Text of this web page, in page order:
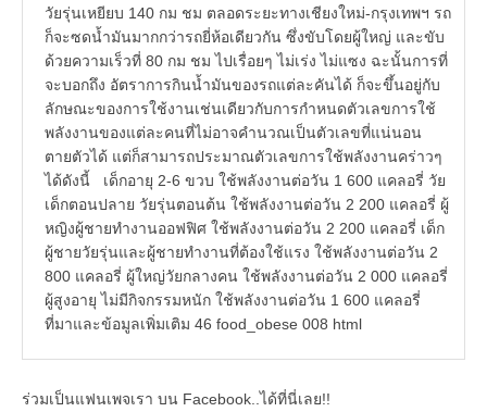
วัยรุ่นเหยียบ 140 กม ชม ตลอดระยะทางเชียงใหม่-กรุงเทพฯ รถ
ก็จะซดน้ำมันมากกว่ารถยี่ห้อเดียวกัน ซึ่งขับโดยผู้ใหญ่ และขับ
ด้วยความเร็วที่ 80 กม ชม ไปเรื่อยๆ ไม่เร่ง ไม่แซง ฉะนั้นการที่
จะบอกถึง อัตราการกินน้ำมันของรถแต่ละคันได้ ก็จะขึ้นอยู่กับ
ลักษณะของการใช้งานเช่นเดียวกับการกำหนดตัวเลขการใช้
พลังงานของแต่ละคนที่ไม่อาจคำนวณเป็นตัวเลขที่แน่นอน
ตายตัวได้ แต่ก็สามารถประมาณตัวเลขการใช้พลังงานคร่าวๆ
ได้ดังนี้ เด็กอายุ 2-6 ขวบ ใช้พลังงานต่อวัน 1 600 แคลอรี่ วัย
เด็กตอนปลาย วัยรุ่นตอนต้น ใช้พลังงานต่อวัน 2 200 แคลอรี่ ผู้
หญิงผู้ชายทำงานออฟฟิศ ใช้พลังงานต่อวัน 2 200 แคลอรี่ เด็ก
ผู้ชายวัยรุ่นและผู้ชายทำงานที่ต้องใช้แรง ใช้พลังงานต่อวัน 2
800 แคลอรี่ ผู้ใหญ่วัยกลางคน ใช้พลังงานต่อวัน 2 000 แคลอรี่
ผู้สูงอายุ ไม่มีกิจกรรมหนัก ใช้พลังงานต่อวัน 1 600 แคลอรี่
ที่มาและข้อมูลเพิ่มเติม 46 food_obese 008 html
ร่วมเป็นแฟนเพจเรา บน Facebook..ได้ที่นี่เลย!!